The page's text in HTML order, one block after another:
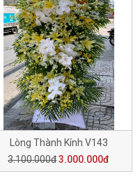
Lòng Thành Kính V143
3.100.000đ3.000.000đ